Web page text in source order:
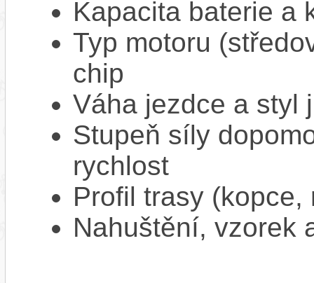
Kapacita baterie a
Typ motoru
chip
Váha jezdce a styl
Stupeň síly
rychlost
Profil trasy
Nahuštění, vzorek